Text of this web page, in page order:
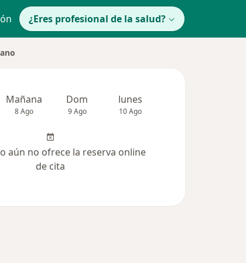
¿Eres profesional de la salud?
Mañana
8 Ago
Dom
9 Ago
lunes
10 Ago
aún no ofrece la reserva online
de cita